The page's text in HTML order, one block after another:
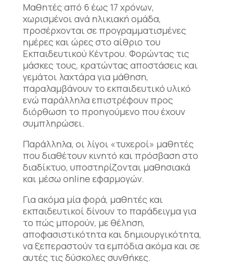
Μαθητές από 6 έως 17 χρόνων,
χωρισμένοι ανά ηλικιακή ομάδα,
προσέρχονται σε προγραμματισμένες
ημέρες και ώρες στο αίθριο του
Εκπαιδευτικού Κέντρου. Φορώντας τις
μάσκες τους, κρατώντας αποστάσεις και
γεμάτοι λαχτάρα για μάθηση,
παραλαμβάνουν το εκπαιδευτικό υλικό
ενώ παράλληλα επιστρέφουν προς
διόρθωση το προηγούμενο που έχουν
συμπληρώσει.
Παράλληλα, οι λίγοι «τυχεροί» μαθητές
που διαθέτουν κινητό και πρόσβαση στο
διαδίκτυο, υποστηρίζονται μαθησιακά
και μέσω online εφαρμογών.
Για ακόμα μία φορά, μαθητές και
εκπαιδευτικοί δίνουν το παράδειγμα για
το πώς μπορούν, με θέληση,
αποφασιστικότητα και δημιουργικότητα,
να ξεπεραστούν τα εμπόδια ακόμα και σε
αυτές τις δύσκολες συνθήκες.